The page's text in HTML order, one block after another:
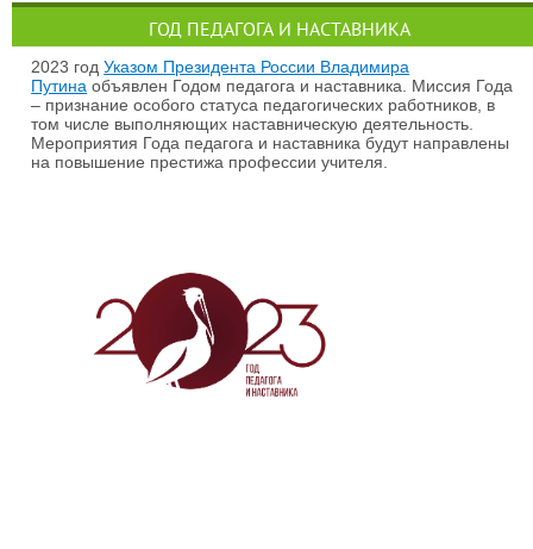
ГОД ПЕДАГОГА И НАСТАВНИКА
2023 годУказом Президента России Владимира
Путина объявлен Годом педагога и наставника. Миссия Года
– признание особого статуса педагогических работников, в
том числе выполняющих наставническую деятельность.
Мероприятия Года педагога и наставника будут направлены
на повышение престижа профессии учителя.